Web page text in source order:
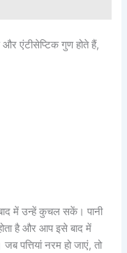
एंटीसेप्टिक गुण होते हैं,
में उन्हें कुचल सकें। पानी
है और आप इसे बाद में
पत्तियां नरम हो जाएं, तो